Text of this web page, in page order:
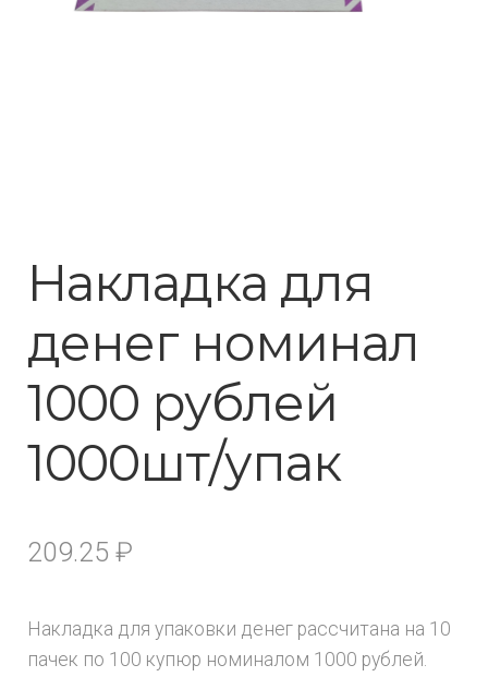
Накладка для
денег номинал
1000 рублей
1000шт/упак
209.25 ₽
Накладка для упаковки денег рассчитана на 10
пачек по 100 купюр номиналом 1000 рублей.